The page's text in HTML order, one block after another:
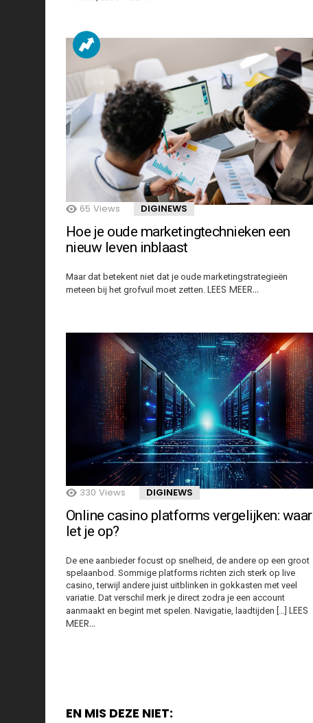
65 Views DIGINEWS
Hoe je oude marketingtechnieken een
nieuw leven inblaast
Maar dat betekent niet dat je oude marketingstrategieën
meteen bij het grofvuil moet zetten. LEES MEER…
330 Views DIGINEWS
Online casino platforms vergelijken: waar
let je op?
De ene aanbieder focust op snelheid, de andere op een groot
spelaanbod. Sommige platforms richten zich sterk op live
casino, terwijl andere juist uitblinken in gokkasten met veel
variatie. Dat verschil merk je direct zodra je een account
aanmaakt en begint met spelen. Navigatie, laadtijden […] LEES
MEER…
EN MIS DEZE NIET: